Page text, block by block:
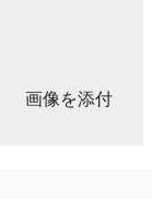
画像を添付